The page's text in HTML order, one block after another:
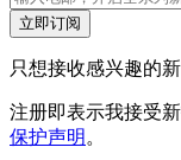
立即订阅
只想接收感兴趣的
注册即表示我接受
保护声明 。